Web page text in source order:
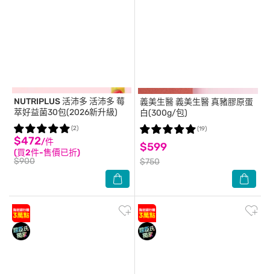
NUTRIPLUS 活沛多 活沛多 莓
萃好益菌30包(2026新升級)
$472/件
(買2件-售價已折)
$900
(2)
義美生醫義美生醫 真豬膠原蛋
白(300g/包)
$599
$750
(19)